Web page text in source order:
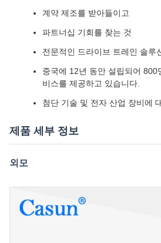
계약 제조를 받아들이고
파트너십 기회를 찾는 것
전문적인 드라이브 트레인 솔루
중국에 12년 동안 설립되어 800
비스를 제공하고 있습니다.
첨단 기술 및 전자 산업 장비에
제품 세부 정보
외모